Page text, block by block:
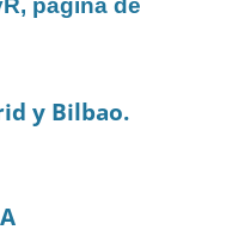
página de
y Bilbao.